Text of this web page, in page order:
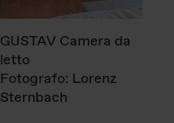
GUSTAV Camera da
letto
Fotografo: Lorenz
Sternbach